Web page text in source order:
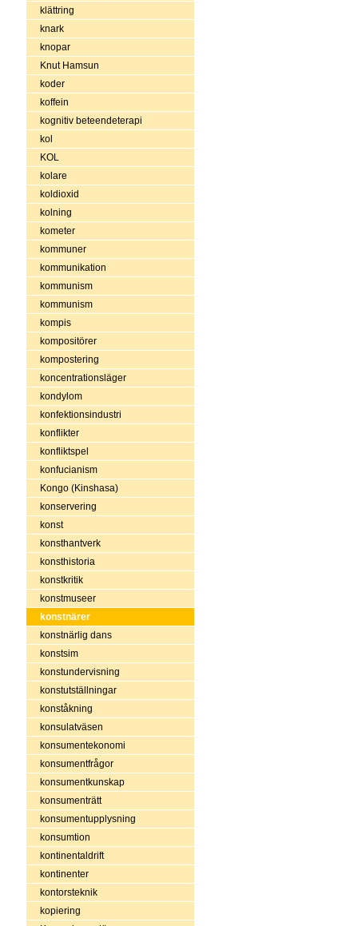
klättring
knark
knopar
Knut Hamsun
koder
koffein
kognitiv beteendeterapi
kol
KOL
kolare
koldioxid
kolning
kometer
kommuner
kommunikation
kommunism
kommunism
kompis
kompositörer
kompostering
koncentrationsläger
kondylom
konfektionsindustri
konflikter
konfliktspel
konfucianism
Kongo (Kinshasa)
konservering
konst
konsthantverk
konsthistoria
konstkritik
konstmuseer
konstnärer
konstnärlig dans
konstsim
konstundervisning
konstutställningar
konståkning
konsulatväsen
konsumentekonomi
konsumentfrågor
konsumentkunskap
konsumenträtt
konsumentupplysning
konsumtion
kontinentaldrift
kontinenter
kontorsteknik
kopiering